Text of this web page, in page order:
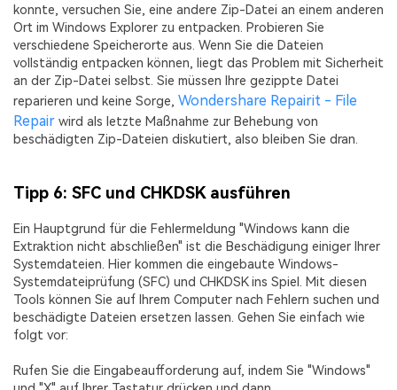
konnte, versuchen Sie, eine andere Zip-Datei an einem anderen
Ort im Windows Explorer zu entpacken. Probieren Sie
verschiedene Speicherorte aus. Wenn Sie die Dateien
vollständig entpacken können, liegt das Problem mit Sicherheit
an der Zip-Datei selbst. Sie müssen Ihre gezippte Datei
reparieren und keine Sorge, Wondershare Repairit - File
Repair wird als letzte Maßnahme zur Behebung von
beschädigten Zip-Dateien diskutiert, also bleiben Sie dran.
Tipp 6: SFC und CHKDSK ausführen
Ein Hauptgrund für die Fehlermeldung "Windows kann die
Extraktion nicht abschließen" ist die Beschädigung einiger Ihrer
Systemdateien. Hier kommen die eingebaute Windows-
Systemdateiprüfung (SFC) und CHKDSK ins Spiel. Mit diesen
Tools können Sie auf Ihrem Computer nach Fehlern suchen und
beschädigte Dateien ersetzen lassen. Gehen Sie einfach wie
folgt vor:
Rufen Sie die Eingabeaufforderung auf, indem Sie "Windows"